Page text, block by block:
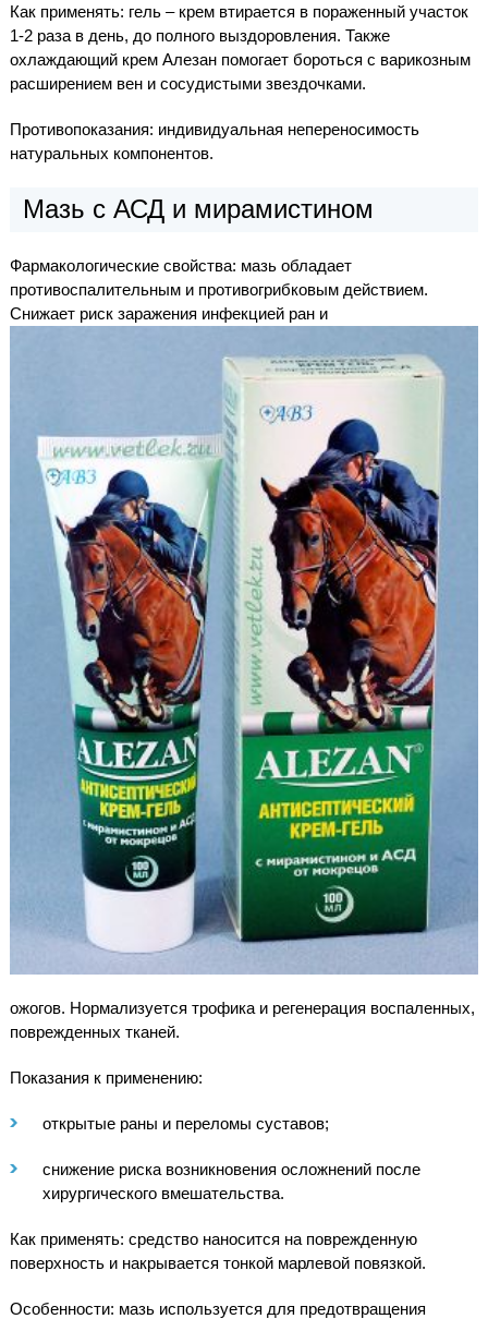
Как применять: гель – крем втирается в пораженный участок
1-2 раза в день, до полного выздоровления. Также
охлаждающий крем Алезан помогает бороться с варикозным
расширением вен и сосудистыми звездочками.
Противопоказания: индивидуальная непереносимость
натуральных компонентов.
Мазь с АСД и мирамистином
Фармакологические свойства: мазь обладает
противоспалительным и противогрибковым действием.
Снижает риск заражения инфекцией ран и
ожогов. Нормализуется трофика и регенерация воспаленных,
поврежденных тканей.
Показания к применению:
открытые раны и переломы суставов;
снижение риска возникновения осложнений после
хирургического вмешательства.
Как применять: средство наносится на поврежденную
поверхность и накрывается тонкой марлевой повязкой.
Особенности: мазь используется для предотвращения